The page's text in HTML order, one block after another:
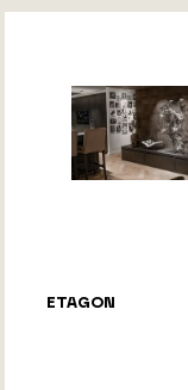
ETAGON